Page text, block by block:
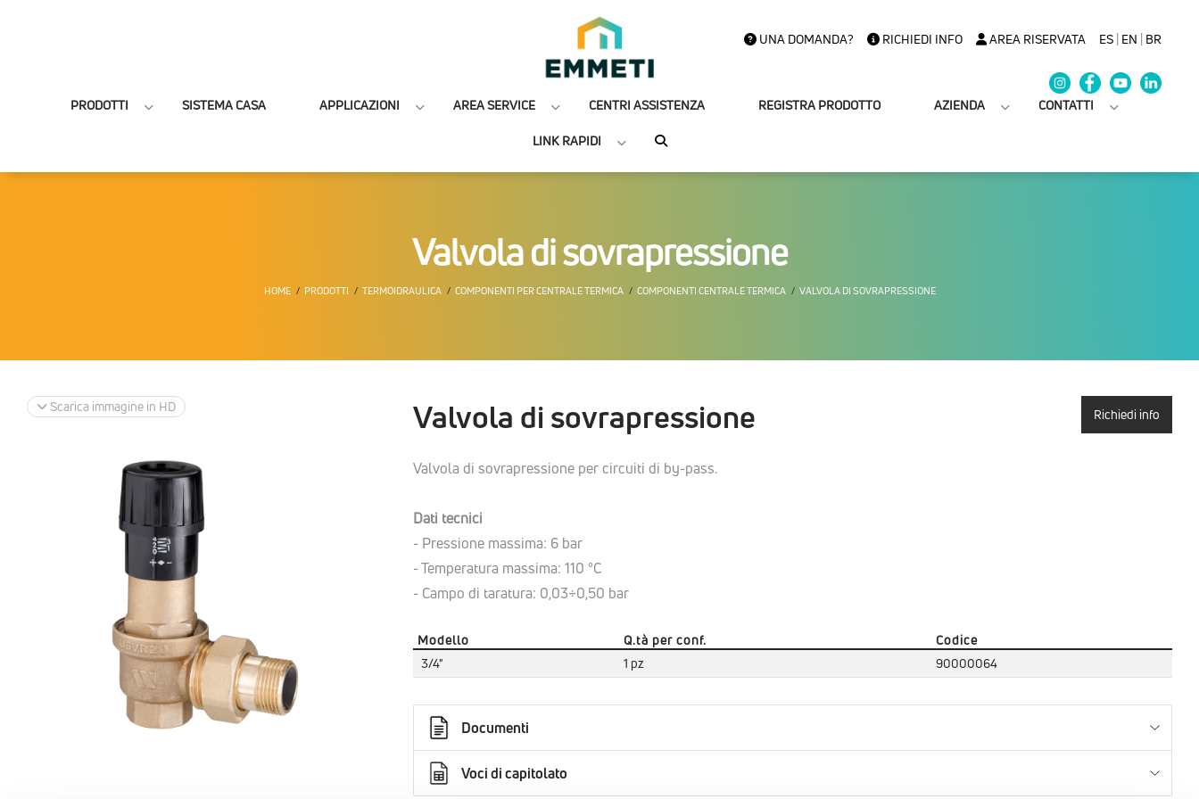
UNA DOMANDA? RICHIEDI INFO AREA RISERVATA ES| EN | BR
PRODOTTI SISTEMA CASA APPLICAZIONI AREA SERVICE CENTRI ASSISTENZA REGISTRA PRODOTTO AZIENDA CONTATTI
LINK RAPIDI
Valvola di sovrapressione
HOME PRODOTTI TERMOIDRAULICA COMPONENTI PER CENTRALE TERMICA COMPONENTI CENTRALE TERMICA VALVOLA DI SOVRAPRESSIONE
Scarica immagine in HD Valvola di sovrapressione Richiedi info
Valvola di sovrapressione per circuiti di by-pass.
Dati tecnici
- Pressione massima: 6 bar
- Temperatura massima: 110 °C
- Campo di taratura: 0,03÷0,50 bar
Modello Q.tà per conf.
Codice
3/4"
1 pz 90000064
Documenti
Voci di capitolato